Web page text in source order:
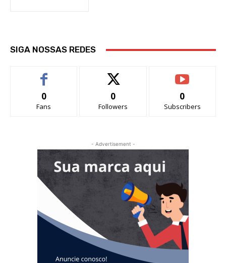
SIGA NOSSAS REDES
0
Fans
0
Followers
0
Subscribers
- Advertisement -